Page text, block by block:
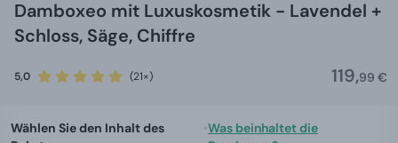
Damboxeo mit Luxuskosmetik - Lavendel +
Schloss, Säge, Chiffre
5,0 (21×) 119,99 €
Wählen Sie den Inhalt des
•Was beinhaltet die